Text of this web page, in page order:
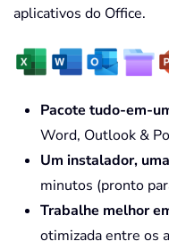
aplicativos do Office.
Pacote tudo-em-
Word, Outlook &
Um instalador,
minutos (pronto
Trabalhe melhor
otimizada entre os